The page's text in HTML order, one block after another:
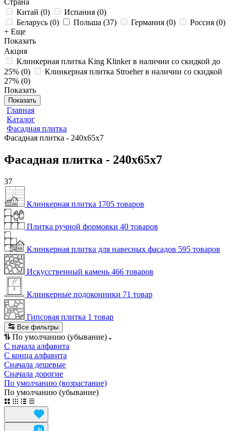
Страна
Китай (0) Испания (0)
Беларусь (0) Польша (37) Германия (0) Россия (0)
+ Еще
Показать
Акция
Клинкерная плитка King Klinker в наличии со скидкой до
25% (0)
Клинкерная плитка Stroeher в наличии со скидкой
27% (0)
Показать
Показать
Главная
Каталог
Фасадная плитка
Фасадная плитка - 240x65x7
Фасадная плитка - 240x65x7
37
Клинкерная плитка 1705 товаров
Плитка ручной формовки 40 товаров
Клинкерная плитка для навесных фасадов 595 товаров
Искусственный камень 466 товаров
Клинкерные подоконники 71 товар
Гипсовая плитка 1 товар
Все фильтры
По умолчанию (убывание)
С начала алфавита
С конца алфавита
Сначала дешевые
Сначала дорогие
По умолчанию (возрастание)
По умолчанию (убывание)